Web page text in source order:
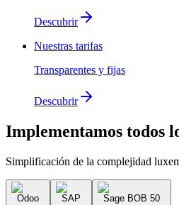
Descubrir
Nuestras tarifas
Transparentes y fijas
Descubrir
Implementamos todos
Simplificación de la complejidad
Odoo SAP Sage BOB 50